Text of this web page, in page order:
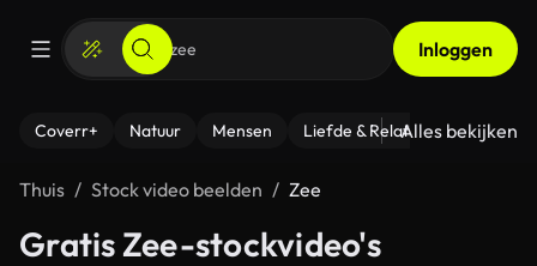
Inloggen
Coverr+ Natuur Mensen Liefde & Relaties - Fitness
Alles bekijken
Thuis Stock video beelden Zee
Gratis Zee-stockvideo's